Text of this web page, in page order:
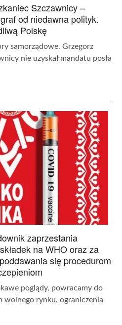
Szczawnicy –
od niedawna polityk.
Polskę
samorządowe. Grzegorz
nie uzyskał mandatu posła
zaprzestania
na WHO oraz za
się procedurom
poglądy, powracamy do
wolnego rynku, ograniczenia